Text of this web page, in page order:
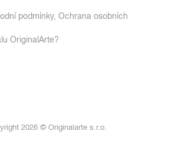
podmínky, Ochrana osobních
OriginalArte?
2026 © Originalarte s.r.o.